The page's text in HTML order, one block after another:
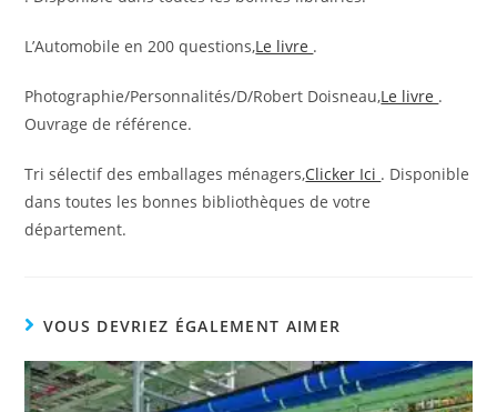
L’Automobile en 200 questions,Le livre .
Photographie/Personnalités/D/Robert Doisneau,Le livre .
Ouvrage de référence.
Tri sélectif des emballages ménagers,Clicker Ici . Disponible
dans toutes les bonnes bibliothèques de votre
département.
VOUS DEVRIEZ ÉGALEMENT AIMER